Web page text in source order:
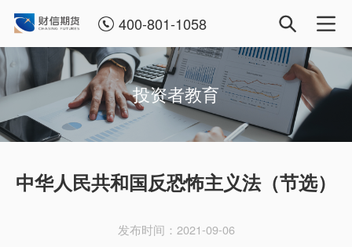
400-801-1058
投资者教育
中华人民共和国反恐怖主义法（节选）
发布时间：2021-09-06